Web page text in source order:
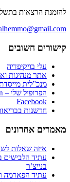
הרצאות בתשלום
חשובים
עלי בויקיפדיה
אתר מנהיגות ואושר
מנכ”לית מייסדת של
הפרופיל שלי – Linkedin
Facebook
חדשנות בבריאות
אחרונים
איזה שאלות לשאול
עתיד הלבישים
בנייצ’ר
עתיד הפארמה